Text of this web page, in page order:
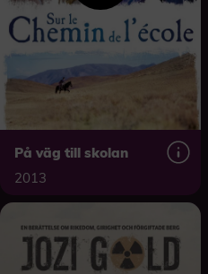
På väg till skolan
2013